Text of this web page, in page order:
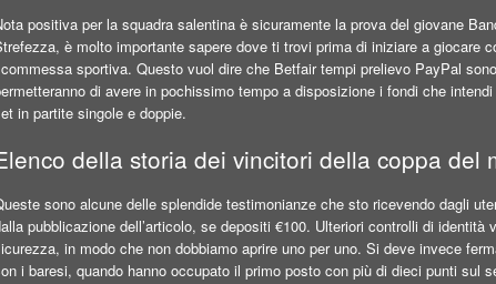
positiva per la squadra salentina è sicuramente la prova del giovane
è molto importante sapere dove ti trovi prima di iniziare a giocare
sportiva. Questo vuol dire che Betfair tempi prelievo PayPal
di avere in pochissimo tempo a disposizione i fondi che
in partite singole e doppie.
della storia dei vincitori della coppa del
sono alcune delle splendide testimonianze che sto ricevendo dagli
pubblicazione dell’articolo, se depositi €100. Ulteriori controlli di
in modo che non dobbiamo aprire uno per uno. Si deve invece
i baresi, quando hanno occupato il primo posto con più di dieci punti sul